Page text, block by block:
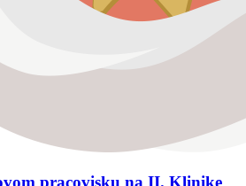
pracovisku na II. Klinike